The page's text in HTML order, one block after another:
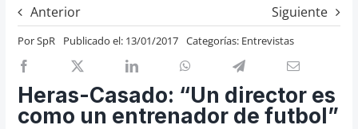
Previos de ópera
Entrevistas
Recomendación
Cosas de Beckmesser
Nosotros y privacidad
Anterior Siguiente
PorSpR Publicado el: 13/01/2017 Categorías: Entrevistas
Heras-Casado: “Un director es
como un entrenador de futbol”